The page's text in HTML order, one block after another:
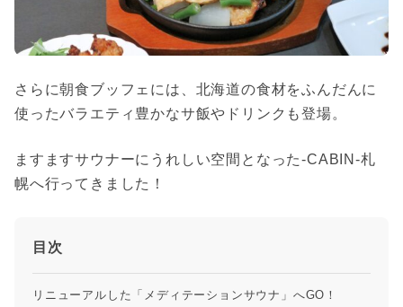
さらに朝食ブッフェには、北海道の食材をふんだんに
使ったバラエティ豊かなサ飯やドリンクも登場。
ますますサウナーにうれしい空間となった-CABIN-札
幌へ行ってきました！
目次
リニューアルした「メディテーションサウナ」へGO！